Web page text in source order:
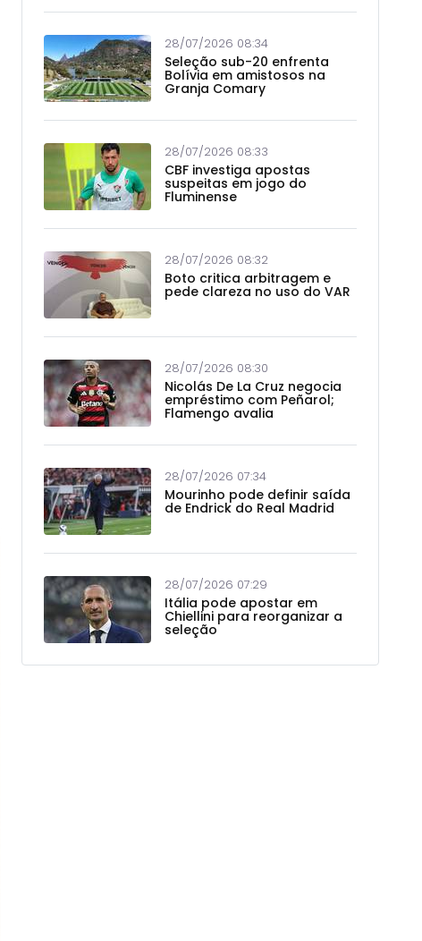
28/07/2026 08:34
Seleção sub-20 enfrenta
Bolívia em amistosos na
Granja Comary
28/07/2026 08:33
CBF investiga apostas
suspeitas em jogo do
Fluminense
28/07/2026 08:32
Boto critica arbitragem e
pede clareza no uso do VAR
28/07/2026 08:30
Nicolás De La Cruz negocia
empréstimo com Peñarol;
Flamengo avalia
28/07/2026 07:34
Mourinho pode definir saída
de Endrick do Real Madrid
28/07/2026 07:29
Itália pode apostar em
Chiellini para reorganizar a
seleção